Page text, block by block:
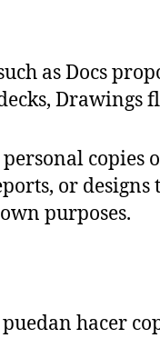
as Docs
Drawings
copies
or
purposes.
hacer